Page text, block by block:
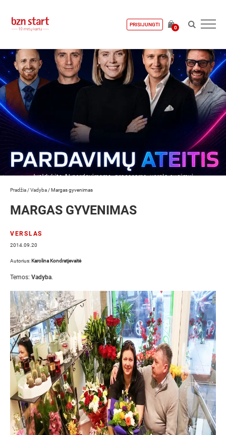
PRISIJUNGTI
0
Pradžia /Vadyba /Margas gyvenimas
MARGAS GYVENIMAS
VERSLAS
2014.09.20
Autorius: Karolina Kondratjevaitė
Temos: Vadyba.